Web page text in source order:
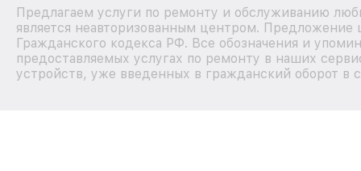
Предлагаем услуги по ремонту и обслуживанию
является неавторизованным центром.
Гражданского кодекса РФ. Все обозначения и
предоставляемых услугах по ремонту в наших
устройств, уже введенных в гражданский оборот в